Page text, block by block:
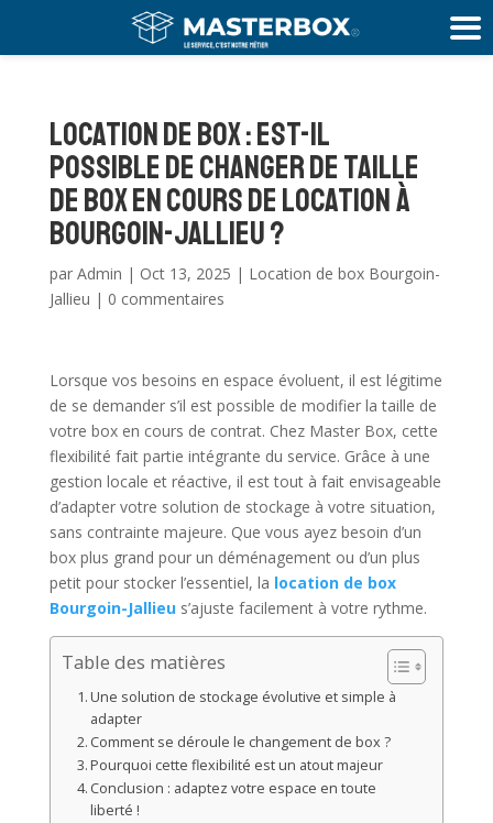
location de box : Est-il
possible de changer de taille
de box en cours de location à
Bourgoin-Jallieu ?
par Admin | Oct 13, 2025 | Location de box Bourgoin-
Jallieu | 0 commentaires
Lorsque vos besoins en espace évoluent, il est légitime
de se demander s’il est possible de modifier la taille de
votre box en cours de contrat. Chez Master Box, cette
flexibilité fait partie intégrante du service. Grâce à une
gestion locale et réactive, il est tout à fait envisageable
d’adapter votre solution de stockage à votre situation,
sans contrainte majeure. Que vous ayez besoin d’un
box plus grand pour un déménagement ou d’un plus
petit pour stocker l’essentiel, la location de box
Bourgoin-Jallieus’ajuste facilement à votre rythme.
Table des matières
Une solution de stockage évolutive et simple à
adapter
Comment se déroule le changement de box ?
Pourquoi cette flexibilité est un atout majeur
Conclusion : adaptez votre espace en toute
liberté !